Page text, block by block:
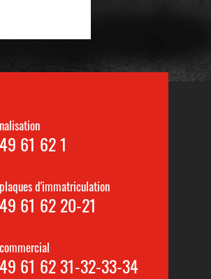
61 62 1
d'immatriculation
61 62 20-21
61 62 31-32-33-34